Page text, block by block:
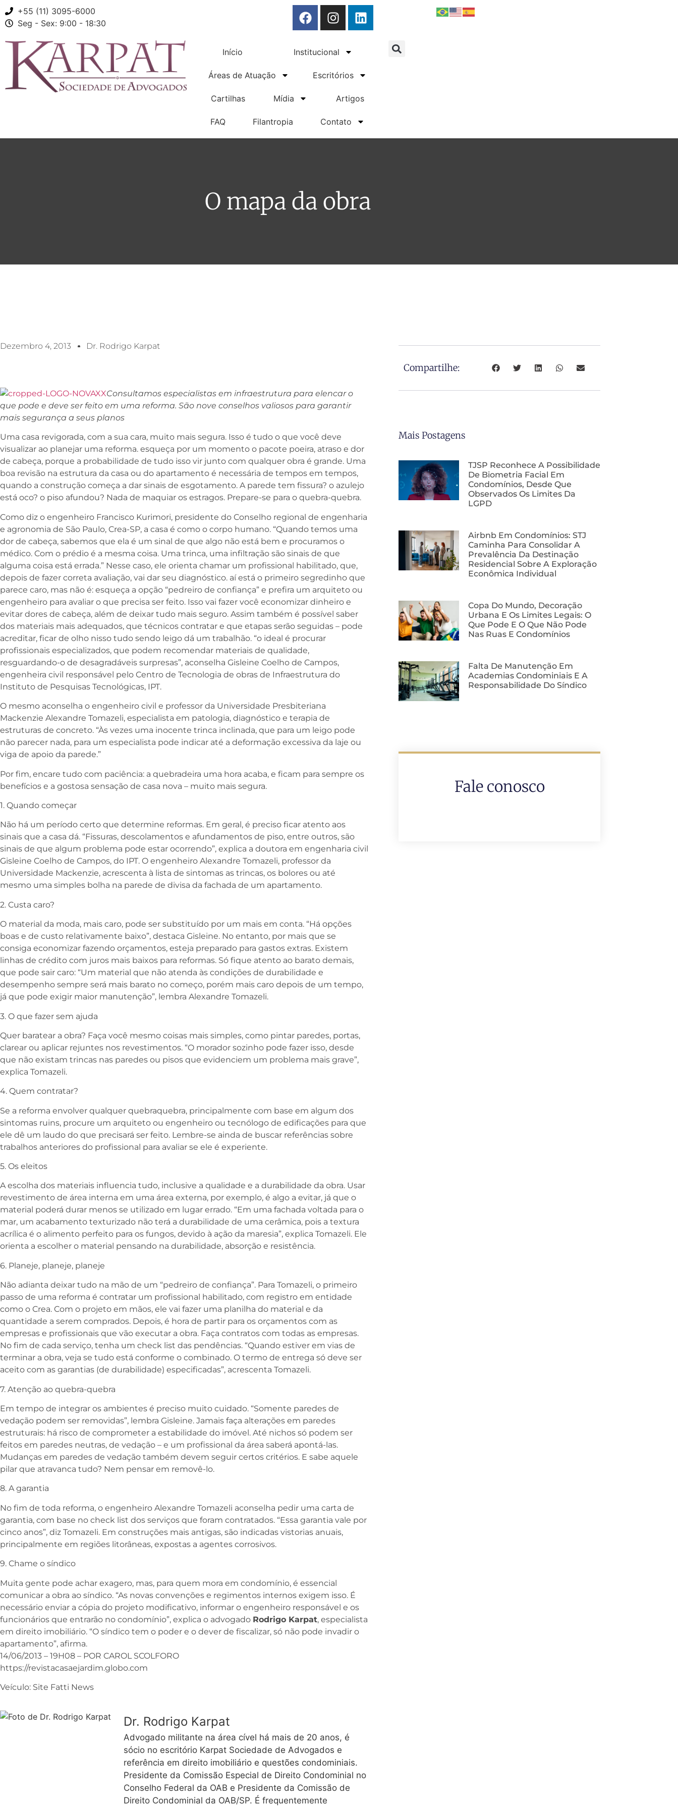
+55 (11) 3095-6000
Seg - Sex: 9:00 - 18:30
Início Institucional
Áreas de Atuação Escritórios
Cartilhas Mídia Artigos
FAQ Filantropia Contato
O mapa da obra
Dezembro 4, 2013 Dr. Rodrigo Karpat
Consultamos especialistas em infraestrutura para elencar o
que pode e deve ser feito em uma reforma. São nove conselhos valiosos para garantir
mais segurança a seus planos
Uma casa revigorada, com a sua cara, muito mais segura. Isso é tudo o que você deve
visualizar ao planejar uma reforma. esqueça por um momento o pacote poeira, atraso e dor
de cabeça, porque a probabilidade de tudo isso vir junto com qualquer obra é grande. Uma
boa revisão na estrutura da casa ou do apartamento é necessária de tempos em tempos,
quando a construção começa a dar sinais de esgotamento. A parede tem fissura? o azulejo
está oco? o piso afundou? Nada de maquiar os estragos. Prepare-se para o quebra-quebra.
Como diz o engenheiro Francisco Kurimori, presidente do Conselho regional de engenharia
e agronomia de São Paulo, Crea-SP, a casa é como o corpo humano. “Quando temos uma
dor de cabeça, sabemos que ela é um sinal de que algo não está bem e procuramos o
médico. Com o prédio é a mesma coisa. Uma trinca, uma infiltração são sinais de que
alguma coisa está errada.” Nesse caso, ele orienta chamar um profissional habilitado, que,
depois de fazer correta avaliação, vai dar seu diagnóstico. aí está o primeiro segredinho que
parece caro, mas não é: esqueça a opção “pedreiro de confiança” e prefira um arquiteto ou
engenheiro para avaliar o que precisa ser feito. Isso vai fazer você economizar dinheiro e
evitar dores de cabeça, além de deixar tudo mais seguro. Assim também é possível saber
dos materiais mais adequados, que técnicos contratar e que etapas serão seguidas – pode
acreditar, ficar de olho nisso tudo sendo leigo dá um trabalhão. “o ideal é procurar
profissionais especializados, que podem recomendar materiais de qualidade,
resguardando-o de desagradáveis surpresas”, aconselha Gisleine Coelho de Campos,
engenheira civil responsável pelo Centro de Tecnologia de obras de Infraestrutura do
Instituto de Pesquisas Tecnológicas, IPT.
O mesmo aconselha o engenheiro civil e professor da Universidade Presbiteriana
Mackenzie Alexandre Tomazeli, especialista em patologia, diagnóstico e terapia de
estruturas de concreto. “Às vezes uma inocente trinca inclinada, que para um leigo pode
não parecer nada, para um especialista pode indicar até a deformação excessiva da laje ou
viga de apoio da parede.”
Por fim, encare tudo com paciência: a quebradeira uma hora acaba, e ficam para sempre os
benefícios e a gostosa sensação de casa nova – muito mais segura.
1. Quando começar
Não há um período certo que determine reformas. Em geral, é preciso ficar atento aos
sinais que a casa dá. “Fissuras, descolamentos e afundamentos de piso, entre outros, são
sinais de que algum problema pode estar ocorrendo”, explica a doutora em engenharia civil
Gisleine Coelho de Campos, do IPT. O engenheiro Alexandre Tomazeli, professor da
Universidade Mackenzie, acrescenta à lista de sintomas as trincas, os bolores ou até
mesmo uma simples bolha na parede de divisa da fachada de um apartamento.
2. Custa caro?
O material da moda, mais caro, pode ser substituído por um mais em conta. “Há opções
boas e de custo relativamente baixo”, destaca Gisleine. No entanto, por mais que se
consiga economizar fazendo orçamentos, esteja preparado para gastos extras. Existem
linhas de crédito com juros mais baixos para reformas. Só fique atento ao barato demais,
que pode sair caro: “Um material que não atenda às condições de durabilidade e
desempenho sempre será mais barato no começo, porém mais caro depois de um tempo,
já que pode exigir maior manutenção”, lembra Alexandre Tomazeli.
3. O que fazer sem ajuda
Quer baratear a obra? Faça você mesmo coisas mais simples, como pintar paredes, portas,
clarear ou aplicar rejuntes nos revestimentos. “O morador sozinho pode fazer isso, desde
que não existam trincas nas paredes ou pisos que evidenciem um problema mais grave”,
explica Tomazeli.
4. Quem contratar?
Se a reforma envolver qualquer quebraquebra, principalmente com base em algum dos
sintomas ruins, procure um arquiteto ou engenheiro ou tecnólogo de edificações para que
ele dê um laudo do que precisará ser feito. Lembre-se ainda de buscar referências sobre
trabalhos anteriores do profissional para avaliar se ele é experiente.
5. Os eleitos
A escolha dos materiais influencia tudo, inclusive a qualidade e a durabilidade da obra. Usar
revestimento de área interna em uma área externa, por exemplo, é algo a evitar, já que o
material poderá durar menos se utilizado em lugar errado. “Em uma fachada voltada para o
mar, um acabamento texturizado não terá a durabilidade de uma cerâmica, pois a textura
acrílica é o alimento perfeito para os fungos, devido à ação da maresia”, explica Tomazeli. Ele
orienta a escolher o material pensando na durabilidade, absorção e resistência.
6. Planeje, planeje, planeje
Não adianta deixar tudo na mão de um “pedreiro de confiança”. Para Tomazeli, o primeiro
passo de uma reforma é contratar um profissional habilitado, com registro em entidade
como o Crea. Com o projeto em mãos, ele vai fazer uma planilha do material e da
quantidade a serem comprados. Depois, é hora de partir para os orçamentos com as
empresas e profissionais que vão executar a obra. Faça contratos com todas as empresas.
No fim de cada serviço, tenha um check list das pendências. “Quando estiver em vias de
terminar a obra, veja se tudo está conforme o combinado. O termo de entrega só deve ser
aceito com as garantias (de durabilidade) especificadas”, acrescenta Tomazeli.
7. Atenção ao quebra-quebra
Em tempo de integrar os ambientes é preciso muito cuidado. “Somente paredes de
vedação podem ser removidas”, lembra Gisleine. Jamais faça alterações em paredes
estruturais: há risco de comprometer a estabilidade do imóvel. Até nichos só podem ser
feitos em paredes neutras, de vedação – e um profissional da área saberá apontá-las.
Mudanças em paredes de vedação também devem seguir certos critérios. E sabe aquele
pilar que atravanca tudo? Nem pensar em removê-lo.
8. A garantia
No fim de toda reforma, o engenheiro Alexandre Tomazeli aconselha pedir uma carta de
garantia, com base no check list dos serviços que foram contratados. “Essa garantia vale por
cinco anos”, diz Tomazeli. Em construções mais antigas, são indicadas vistorias anuais,
principalmente em regiões litorâneas, expostas a agentes corrosivos.
9. Chame o síndico
Muita gente pode achar exagero, mas, para quem mora em condomínio, é essencial
comunicar a obra ao síndico. “As novas convenções e regimentos internos exigem isso. É
necessário enviar a cópia do projeto modificativo, informar o engenheiro responsável e os
funcionários que entrarão no condomínio”, explica o advogado Rodrigo Karpat, especialista
em direito imobiliário. “O síndico tem o poder e o dever de fiscalizar, só não pode invadir o
apartamento”, afirma.
14/06/2013 – 19H08 – POR CAROL SCOLFORO
https://revistacasaejardim.globo.com
Veículo: Site Fatti News
Dr. Rodrigo Karpat
Advogado militante na área cível há mais de 20 anos, é
sócio no escritório Karpat Sociedade de Advogados e
referência em direito imobiliário e questões condominiais.
Presidente da Comissão Especial de Direito Condominial no
Conselho Federal da OAB e Presidente da Comissão de
Direito Condominial da OAB/SP. É frequentemente
Compartilhe:
Mais Postagens
TJSP Reconhece A Possibilidade
De Biometria Facial Em
Condomínios, Desde Que
Observados Os Limites Da
LGPD
Airbnb Em Condomínios: STJ
Caminha Para Consolidar A
Prevalência Da Destinação
Residencial Sobre A Exploração
Econômica Individual
Copa Do Mundo, Decoração
Urbana E Os Limites Legais: O
Que Pode E O Que Não Pode
Nas Ruas E Condomínios
Falta De Manutenção Em
Academias Condominiais E A
Responsabilidade Do Síndico
Fale conosco